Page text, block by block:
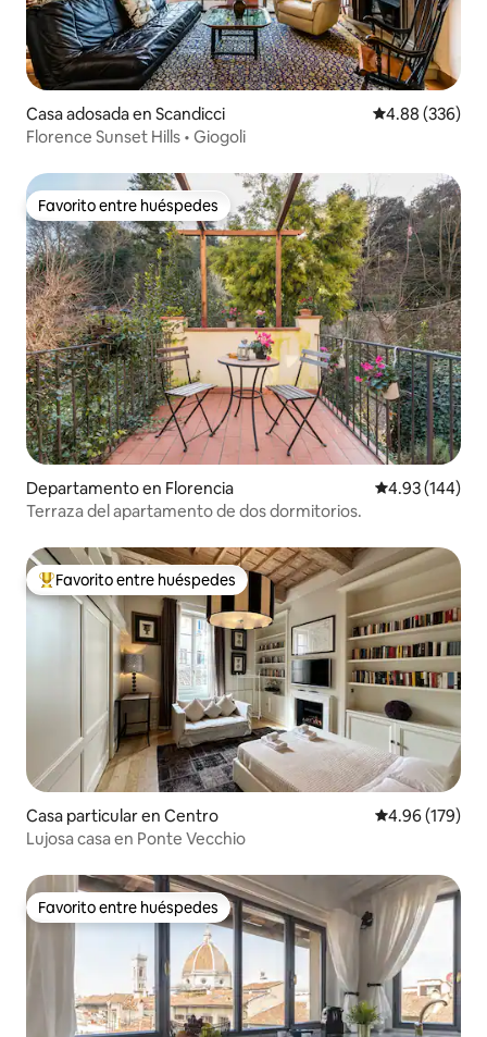
Casa adosada en Scandicci Calificación
4.88 (336)
Florence Sunset Hills • Giogoli
Favorito entre huéspedes
Favorito entre huéspedes
Departamento en Florencia Calificación
4.93 (144)
Terraza del apartamento de dos dormitorios.
De los mejores en Favorito entre huéspedes
Favorito entre huéspedes
Casa particular en Centro Calificación
4.96 (179)
Lujosa casa en Ponte Vecchio
Favorito entre huéspedes
Favorito entre huéspedes